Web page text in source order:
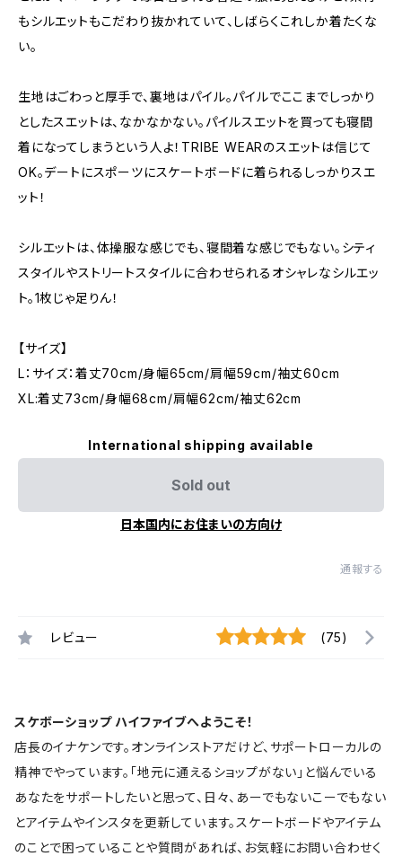
もシルエットもこだわり抜かれていて、しばらくこれしか着たくな
い。
生地はごわっと厚手で、裏地はパイル。パイルでここまでしっかり
としたスエットは、なかなかない。パイルスエットを買っても寝間
着になってしまうという人よ！TRIBE WEARのスエットは信じて
OK。デートにスポーツにスケートボードに着られるしっかりスエ
ット！
シルエットは、体操服な感じでも、寝間着な感じでもない。シティ
スタイルやストリートスタイルに合わせられるオシャレなシルエッ
ト。1枚じゃ足りん！
【サイズ】
L：サイズ：着丈70cm/身幅65cm/肩幅59cm/袖丈60cm
XL:着丈73cm/身幅68cm/肩幅62cm/袖丈62cm
International shipping available
Sold out
日本国内にお住まいの方向け
通報する
レビュー (75)
スケボーショップ ハイファイブへようこそ！
店長のイナケンです。オンラインストアだけど、サポートローカルの
精神でやっています。「地元に通えるショップがない」と悩んでいる
あなたをサポートしたいと思って、日々、あーでもないこーでもない
とアイテムやインスタを更新しています。スケートボードやアイテム
のことで困っていることや質問があれば、お気軽にお問い合わせく